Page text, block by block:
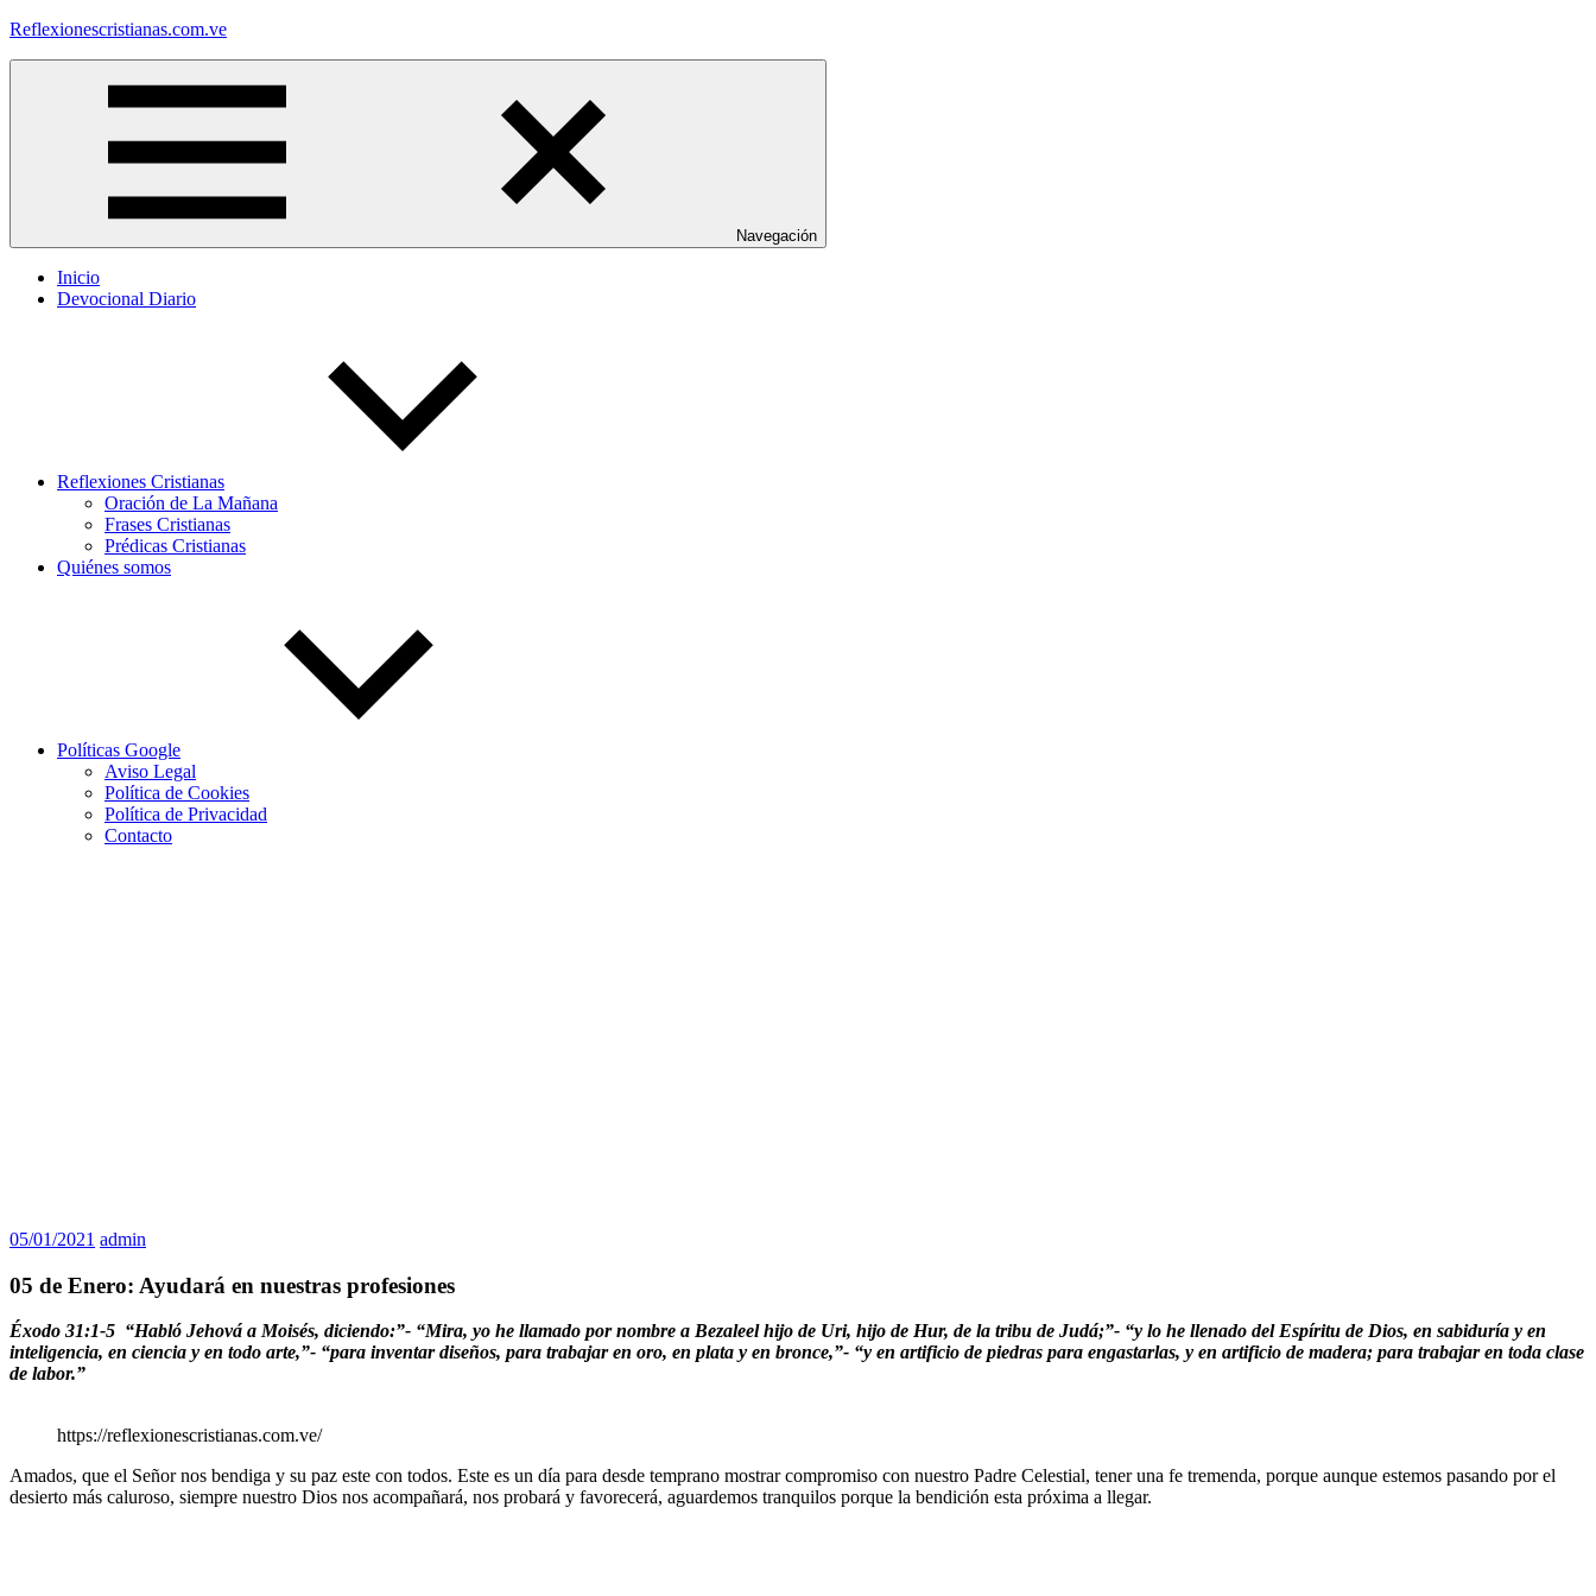
Saltar
Reflexionescristianas.com.ve
Navegación
Inicio
Devocional Diario
Reflexiones Cristianas
Oración de La Mañana
Frases Cristianas
Prédicas Cristianas
Quiénes somos
Políticas Google
Aviso Legal
Política de Cookies
Política de Privacidad
Contacto
05/01/2021 admin
05 de Enero: Ayudará en nuestras profesiones
Éxodo 31:1-5 “Habló Jehová a Moisés, diciendo:”- “Mira, yo he llamado por nombre a Bezaleel hijo de Uri, hijo de Hur, de la tribu de Judá;”- “y lo he llenado del Espíritu de Dios, en sabiduría y en
inteligencia, en ciencia y en todo arte,”- “para inventar diseños, para trabajar en oro, en plata y en bronce,”- “y en artificio de piedras para engastarlas, y en artificio de madera; para trabajar en toda clase
de labor.”
https://reflexionescristianas.com.ve/
Amados, que el Señor nos bendiga y su paz este con todos. Este es un día para desde temprano mostrar compromiso con nuestro Padre Celestial, tener una fe tremenda, porque aunque estemos pasando por el
desierto más caluroso, siempre nuestro Dios nos acompañará, nos probará y favorecerá, aguardemos tranquilos porque la bendición esta próxima a llegar.